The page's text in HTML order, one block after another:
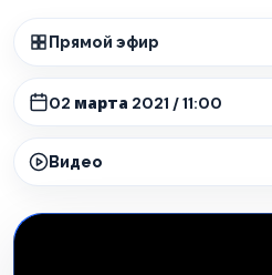
Прямой эфир
02 марта 2021 / 11:00
Видео